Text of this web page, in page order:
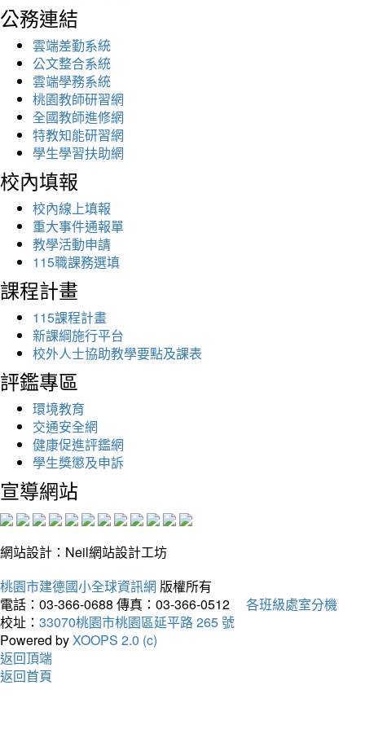
公務連結
雲端差勤系統
公文整合系統
雲端學務系統
桃園教師研習網
全國教師進修網
特教知能研習網
學生學習扶助網
校內填報
校內線上填報
重大事件通報單
教學活動申請
115職課務選填
課程計畫
115課程計畫
新課綱施行平台
校外人士協助教學要點及課表
評鑑專區
環境教育
交通安全網
健康促進評鑑網
學生獎懲及申訴
宣導網站
網站設計：Neil網站設計工坊
桃園市建德國小全球資訊網 版權所有
電話：03-366-0688 傳真：03-366-0512
各班級處室分機
校址： 33070桃園市桃園區延平路 265 號
Powered byXOOPS 2.0 (c)
返回頂端
返回首頁